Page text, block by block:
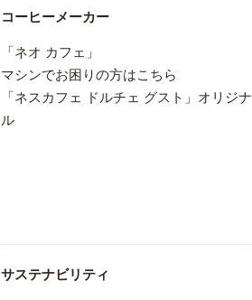
コーヒーメーカー
「ネオ カフェ」
マシンでお困りの方はこちら
「ネスカフェ ドルチェ グスト」オリジナ
ル
サステナビリティ